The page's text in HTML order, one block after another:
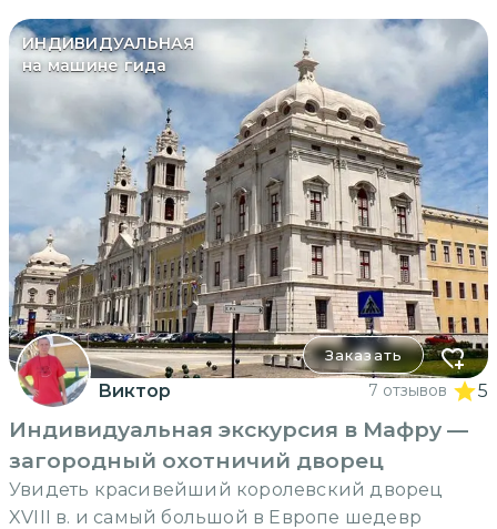
ИНДИВИДУАЛЬНАЯ
на машине гида
Заказать
Виктор 7 отзывов 5
Индивидуальная экскурсия в Мафру —
загородный охотничий дворец
Увидеть красивейший королевский дворец
XVIII в. и самый большой в Европе шедевр